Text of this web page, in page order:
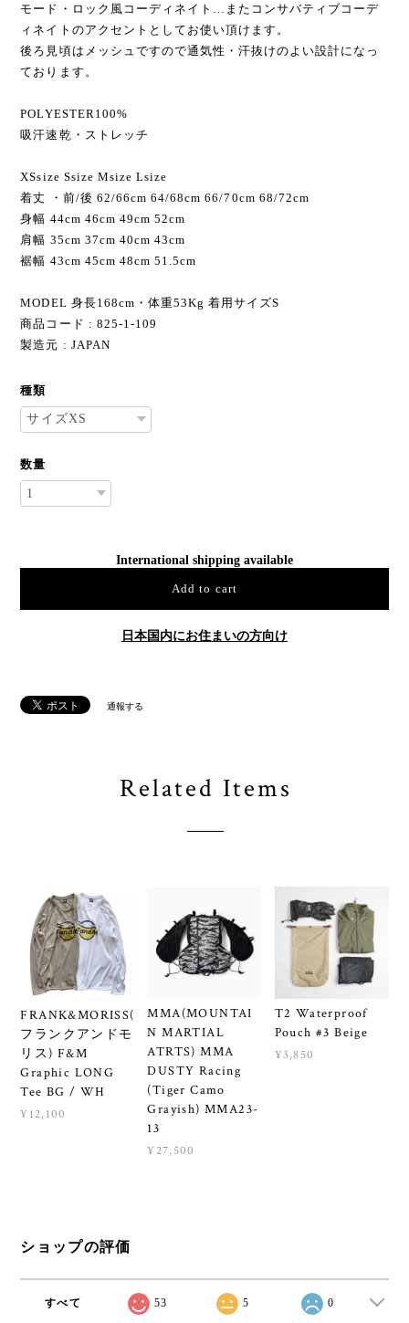
モード・ロック風コーディネイト…またコンサバティブコーデ
ィネイトのアクセントとしてお使い頂けます。
後ろ見頃はメッシュですので通気性・汗抜けのよい設計になっ
ております。
POLYESTER100%
吸汗速乾・ストレッチ
XSsize Ssize Мsize Lsize
着丈 ・前/後 62/66cm 64/68cm 66/70cm 68/72cm
身幅 44cm 46cm 49cm 52cm
肩幅 35cm 37cm 40cm 43cm
裾幅 43cm 45cm 48cm 51.5cm
MODEL 身長168cm・体重53Kg 着用サイズS
商品コード : 825-1-109
製造元 : JAPAN
種類
数量
International shipping available
Add to cart
日本国内にお住まいの方向け
通報する
Related Items
FRANK&MORISS(
フランクアンドモ
リス) F&M
Graphic LONG
Tee BG / WH
¥12,100
MMA(MOUNTAI
N MARTIAL
ATRTS) MMA
DUSTY Racing
(Tiger Camo
Grayish) MMA23-
13
¥27,500
T2 Waterproof
Pouch #3 Beige
¥3,850
ショップの評価
すべて 53 5 0